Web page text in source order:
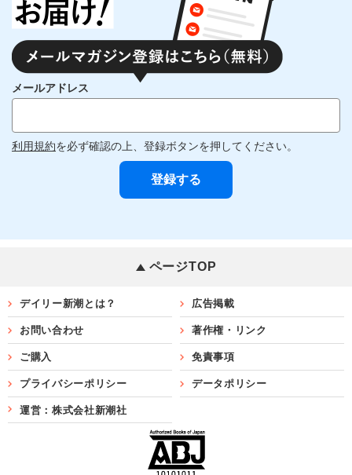
メールアドレス
利用規約を必ず確認の上、登録ボタンを押してください。
ページTOP
デイリー新潮とは？ 広告掲載
お問い合わせ 著作権・リンク
ご購入 免責事項
プライバシーポリシー データポリシー
運営：株式会社新潮社